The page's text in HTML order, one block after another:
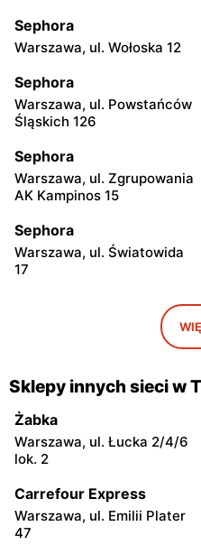
Sephora
Warszawa, ul. Wołoska 12
Sephora
Warszawa, ul. Powstańców
Śląskich 126
Sephora
Warszawa, ul. Zgrupowania
AK Kampinos 15
Sephora
Warszawa, ul. Światowida
17
Warszawa, ul. Puławska
Sephora
Janki, ul. Mszczonowska 3
Sephora
Chrobrego 1
Sephora
Sklepy innych sieci w
Żabka
Warszawa, ul. Łucka 2/4/6
lok. 2
Carrefour Express
Warszawa, ul. Emilii Plater
47